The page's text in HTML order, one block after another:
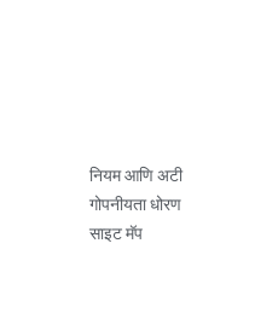
नियम आणि अटी
गोपनीयता धोरण
साइट मॅप